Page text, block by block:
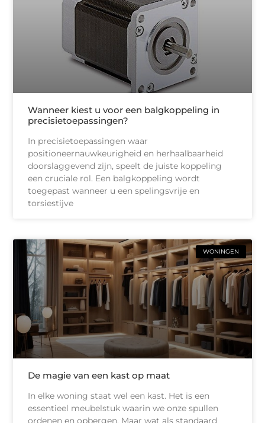
Wanneer kiest u voor een balgkoppeling in
precisietoepassingen?
In precisietoepassingen waar
positioneernauwkeurigheid en herhaalbaarheid
doorslaggevend zijn, speelt de juiste koppeling
een cruciale rol. Een balgkoppeling wordt
toegepast wanneer u een spelingsvrije en
torsiestijve
WONINGEN
De magie van een kast op maat
In elke woning staat wel een kast. Het is een
essentieel meubelstuk waarin we onze spullen
ordenen en opbergen. Maar wat als standaard